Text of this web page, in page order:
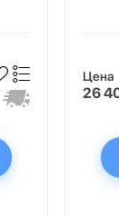
Цена
26